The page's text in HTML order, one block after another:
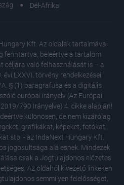
Dél-Afrika
Kft. Az oldalak tartalmával
fenntartva, beleértve a tartalom
céljára való felhasználását is – a
LXXVI. törvény rendelkezései
§ (1) paragrafusa és a digitális
európai irányelv (Az Európai
790 Irányelve) 4. cikke alapján!
különösen, de nem kizárólag
grafikákat, képeket, fotókat,
stb. - az IndaNext Hungary Kft.
jogosultsága alá esnek. Mindezek
csak a Jogtulajdonos előzetes
Az oldalról kivezető linkeken
semmilyen felelősséget,